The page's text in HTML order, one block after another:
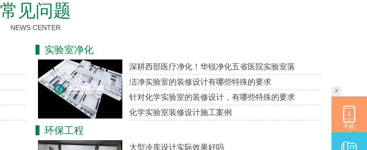
常见问题
NEWS CENTER
实验室净化
深耕西部医疗净化！华锐净化五省医院实验室落
洁净实验室的装修设计有哪些特殊的要求
针对化学实验室的装修设计，有哪些特殊的要求
化学实验室装修设计施工案例
环保工程
大型冷库设计实际效果好吗
x
手机